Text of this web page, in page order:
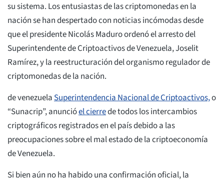
su sistema. Los entusiastas de las criptomonedas en la
nación se han despertado con noticias incómodas desde
que el presidente Nicolás Maduro ordenó el arresto del
Superintendente de Criptoactivos de Venezuela, Joselit
Ramírez, y la reestructuración del organismo regulador de
criptomonedas de la nación.
de venezuelaSuperintendencia Nacional de Criptoactivos,o
“Sunacrip”, anuncióel cierrede todos los intercambios
criptográficos registrados en el país debido a las
preocupaciones sobre el mal estado de la criptoeconomía
de Venezuela.
Si bien aún no ha habido una confirmación oficial, la